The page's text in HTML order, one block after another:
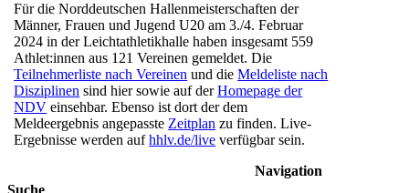
Für die Norddeutschen Hallenmeisterschaften der
Männer, Frauen und Jugend U20 am 3./4. Februar
2024 in der Leichtathletikhalle haben insgesamt 559
Athlet:innen aus 121 Vereinen gemeldet. Die
Teilnehmerliste nach Vereinen und dieMeldeliste nach
Disziplinen sind hier sowie auf derHomepage der
NDV einsehbar. Ebenso ist dort der dem
Meldeergebnis angepasste Zeitplan zu finden. Live-
Ergebnisse werden aufhhlv.de/live verfügbar sein.
Navigation